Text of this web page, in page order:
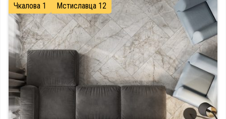
Чкалова 1 Мстиславца 12